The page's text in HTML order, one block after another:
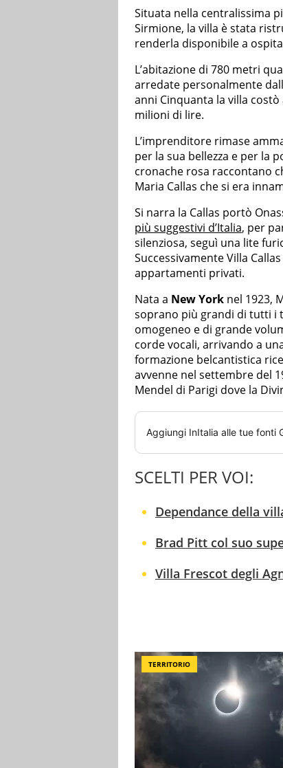
Situata nella centralissima
Sirmione, la villa è stata
renderla disponibile a
L’abitazione di 780 metri
arredate personalmente
anni Cinquanta la villa costò
milioni di lire.
L’imprenditore rimase
per la sua bellezza e per la
cronache rosa raccontano
Maria Callas che si era
Si narra la Callas portò
più suggestivi d’Italia, per
silenziosa, seguì una lite
Successivamente Villa
appartamenti privati.
Nata a New York nel 1923,
soprano più grandi di tutti i
omogeneo e di grande
corde vocali, arrivando a
formazione belcantistica
avvenne nel settembre del
Mendel di Parigi dove la
Aggiungi InItalia alle tue fonti
SCELTI PER VOI:
Dependance della
Brad Pitt col suo
Villa Frescot degli
TERRITORIO